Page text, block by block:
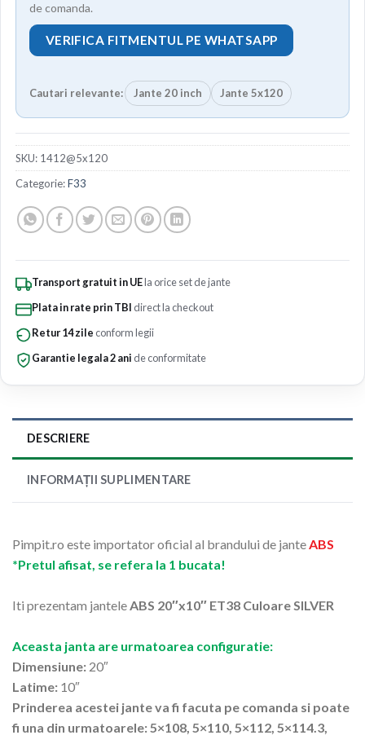
de comanda.
VERIFICA FITMENTUL PE WHATSAPP
Cautari relevante: Jante 20 inch Jante 5x120
SKU: 1412@5x120
Categorie:F33
Transport gratuit in UEla orice set de jante
Plata in rate prin TBI direct la checkout
Retur 14 zile conform legii
Garantie legala 2 ani de conformitate
DESCRIERE
INFORMAȚII SUPLIMENTARE
Pimpit.ro este importator oficial al brandului de janteABS
*Pretul afisat, se refera la 1 bucata!
Iti prezentam janteleABS 20″x10″ ET38 Culoare SILVER
Aceasta janta are urmatoarea configuratie:
Dimensiune: 20″
Latime: 10″
Prinderea acestei jante va fi facuta pe comanda si poate
fi una din urmatoarele: 5×108, 5×110, 5×112, 5×114.3,